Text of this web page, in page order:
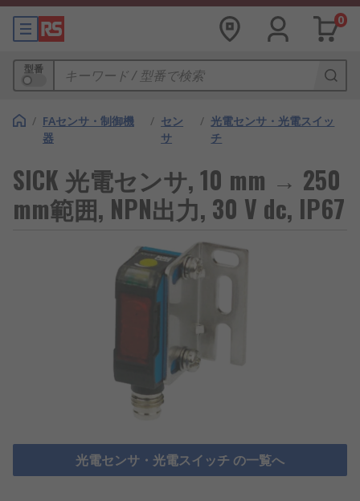
0
型番
/ FAセンサ・制御機
器
/ セン
サ
/ 光電センサ・光電スイッ
チ
SICK 光電センサ, 10 mm → 250
mm範囲, NPN出力, 30 V dc, IP67
光電センサ・光電スイッチ の一覧へ